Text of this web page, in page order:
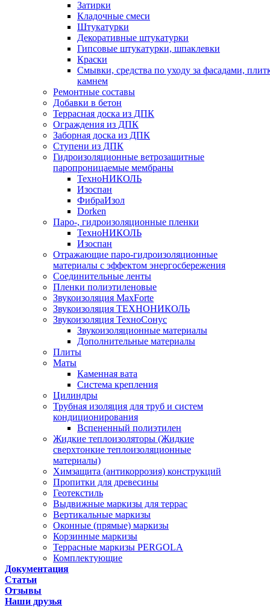
Затирки
Кладочные смеси
Штукатурки
Декоративные штукатурки
Гипсовые штукатурки, шпаклевки
Краски
Смывки, средства по уходу за фасадами,
камнем
Ремонтные составы
Добавки в бетон
Террасная доска из ДПК
Ограждения из ДПК
Заборная доска из ДПК
Ступени из ДПК
Гидроизоляционные ветрозащитные
паропроницаемые мембраны
ТехноНИКОЛЬ
Изоспан
ФибраИзол
Dorken
Паро-, гидроизоляционные пленки
ТехноНИКОЛЬ
Изоспан
Отражающие паро-гидроизоляционные
материалы с эффектом энергосбережения
Соединительные ленты
Пленки полиэтиленовые
Звукоизоляция MaxForte
Звукоизоляция ТЕХНОНИКОЛЬ
Звукоизоляция ТехноСонус
Звукоизоляционные материалы
Дополнительные материалы
Плиты
Маты
Каменная вата
Система крепления
Цилиндры
Трубная изоляция для труб и систем
кондиционирования
Вспененный полиэтилен
Жидкие теплоизоляторы (Жидкие
сверхтонкие теплоизоляционные
материалы)
Химзащита (антикоррозия) конструкций
Пропитки для древесины
Геотекстиль
Выдвижные маркизы для террас
Вертикальные маркизы
Оконные (прямые) маркизы
Корзинные маркизы
Террасные маркизы PERGOLA
Комплектующие
Документация
Статьи
Отзывы
Наши друзья